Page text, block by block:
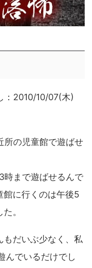
：2010/10/07(木)
所の児童館で遊ばせ
時まで遊ばせるんで
館に行くのは午後5
。
もだいぶ少なく、私
んでいるだけでし